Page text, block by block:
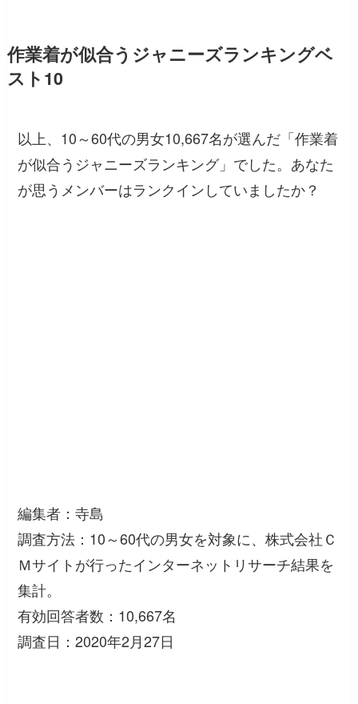
作業着が似合うジャニーズランキングベ
スト10
以上、10～60代の男女10,667名が選んだ「作業着
が似合うジャニーズランキング」でした。あなた
が思うメンバーはランクインしていましたか？
編集者：寺島
調査方法：10～60代の男女を対象に、株式会社Ｃ
Ｍサイトが行ったインターネットリサーチ結果を
集計。
有効回答者数：10,667名
調査日：2020年2月27日